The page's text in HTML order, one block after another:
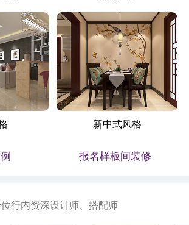
新中式风格
报名样板间装修
行内资深设计师、搭配师